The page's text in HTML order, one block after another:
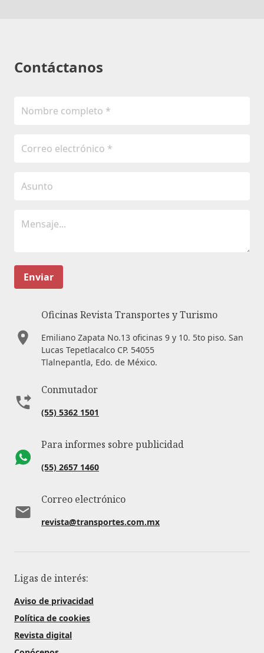
Contáctanos
Enviar
Oficinas Revista Transportes y Turismo
Emiliano Zapata No.13 oficinas 9 y 10. 5to piso. San
Lucas Tepetlacalco CP. 54055
Tlalnepantla, Edo. de México.
Conmutador
(55) 5362 1501
Para informes sobre publicidad
(55) 2657 1460
Correo electrónico
revista@transportes.com.mx
Ligas de interés:
Aviso de privacidad
Política de cookies
Revista digital